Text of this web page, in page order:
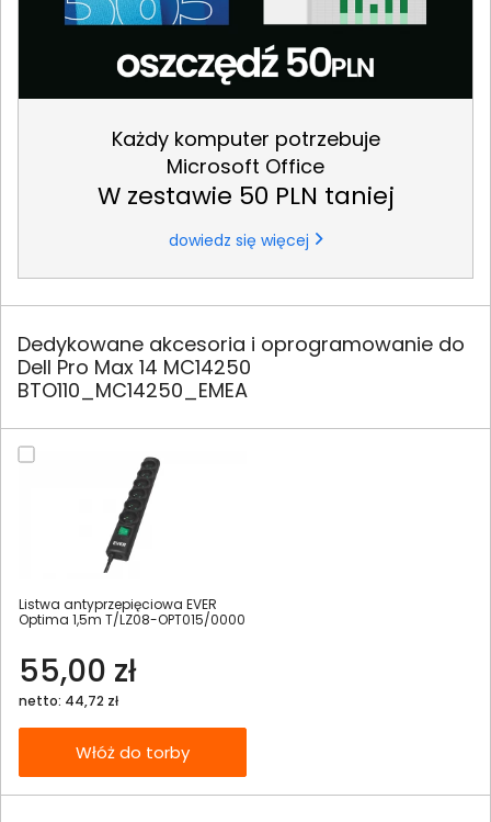
Każdy komputer potrzebuje
Microsoft Office
W zestawie 50 PLN taniej
dowiedz się więcej
Dedykowane akcesoria i oprogramowanie do
Dell Pro Max 14 MC14250
BTO110_MC14250_EMEA
Listwa antyprzepięciowa EVER
Optima 1,5m T/LZ08-OPT015/0000
55,00 zł
netto: 44,72 zł
Włóż do torby